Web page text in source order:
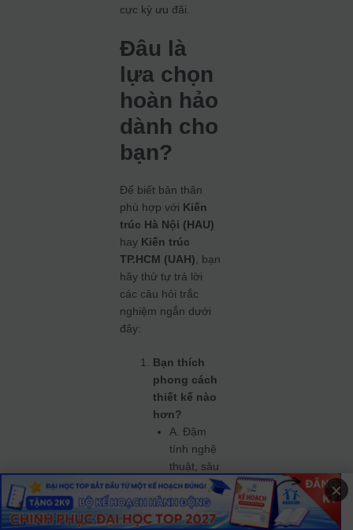
cực kỳ ưu đãi.
Đâu là
lựa chọn
hoàn hảo
dành cho
bạn?
Để biết bản thân
phù hợp với Kiến
trúc Hà Nội (HAU)
hay Kiến trúc
TP.HCM (UAH) , bạn
hãy thử tự trả lời
các câu hỏi trắc
nghiệm ngắn dưới
đây:
Bạn thích
phong cách
thiết kế nào
hơn?
A. Đậm
tính nghệ
thuật, sâu
sắc, có
nền tảng
học thuật
×